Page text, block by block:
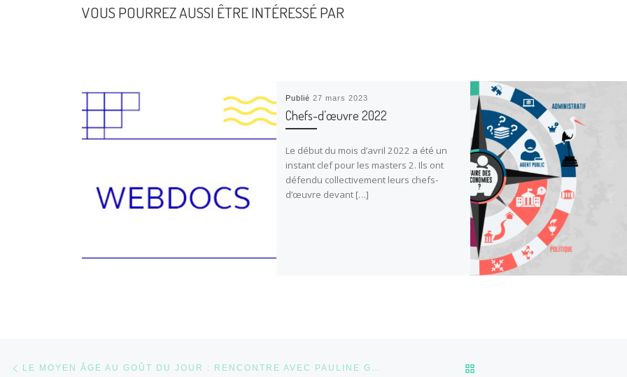
VOUS POURREZ AUSSI ÊTRE INTÉRESSÉ PAR
Publié 27 mars 2023
Chefs-d’œuvre 2022
Le début du mois d’avril 2022 a été un
instant clef pour les masters 2. Ils ont
défendu collectivement leurs chefs-
d’œuvre devant […]
Parcourir les articles LE MOYEN ÂGE AU GOÛT DU JOUR : RENCONTRE AVEC PAULINE GUÉNA ET TOBIAS BOESTAD